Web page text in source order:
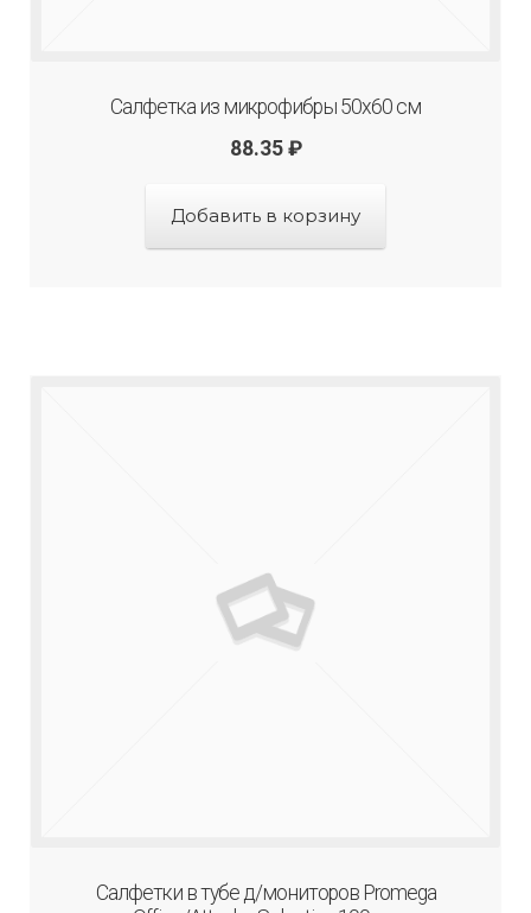
Салфетка из микрофибры 50х60 см
88.35 ₽
Добавить в корзину
Салфетки в тубе д/мониторов Promega